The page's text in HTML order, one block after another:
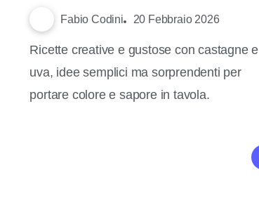
Fabio Codini 20 Febbraio 2026
Ricette creative e gustose con castagne e
uva, idee semplici ma sorprendenti per
portare colore e sapore in tavola.